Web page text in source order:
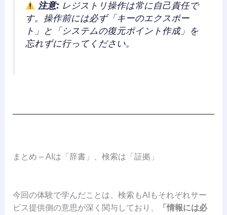
注意: レジストリ操作は常に自己責任で
す。操作前には必ず「キーのエクスポー
ト」と「システムの復元ポイント作成」を
忘れずに行ってください。
まとめ – AIは「辞書」、検索は「証拠」
今回の体験で学んだことは、検索もAIもそれぞれサー
ビス提供側の意思が深く関与しており、
「情報には必